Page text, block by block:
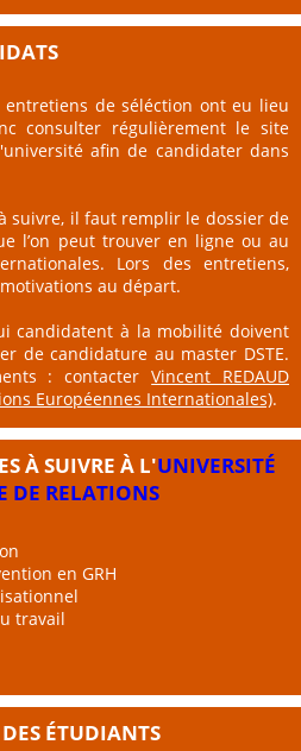
entretiens de séléction ont eu lieu
consulter régulièrement le site
afin de candidater dans
suivre, il faut remplir le dossier de
l’on peut trouver en ligne ou au
Lors des entretiens,
au départ.
candidatent à la mobilité doivent
de candidature au master DSTE.
: contacterVincent REDAUD
Européennes Internationales).
À SUIVRE À L'UNIVERSITÉ
DE RELATIONS
en GRH
travail
ÉTUDIANTS